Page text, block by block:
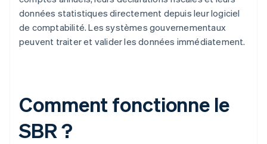
données statistiques directement depuis leur logiciel
de comptabilité. Les systèmes gouvernementaux
peuvent traiter et valider les données immédiatement.
Comment fonctionne le
SBR ?